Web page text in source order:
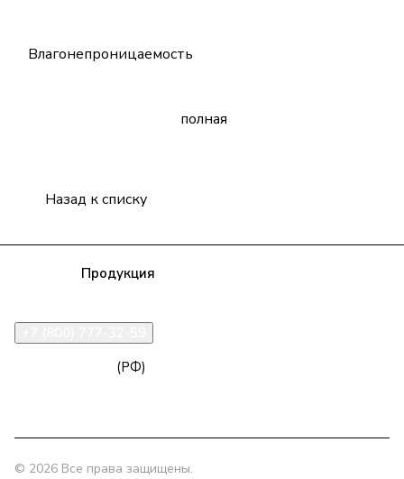
Влагонепроницаемость
полная
Назад к списку
Продукция
(РФ)
© 2026 Все права защищены.